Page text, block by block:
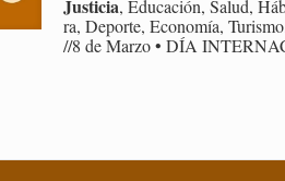
Jus­ti­cia, Edu­ca­ción, Salud,
ra, De­por­te, Eco­no­mía,
//8 de Marzo • DÍA